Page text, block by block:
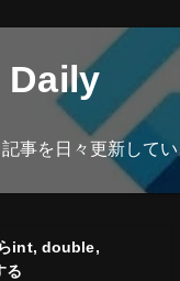
Daily
事を日々更新して
int, double,
る